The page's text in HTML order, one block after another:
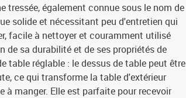
tressée, également connue sous le nom de
solide et nécessitant peu d'entretien qui
facile à nettoyer et couramment utilisé
de sa durabilité et de ses propriétés de
table réglable : le dessus de table peut être
ce qui transforme la table d'extérieur
à manger. Elle est parfaite pour recevoir